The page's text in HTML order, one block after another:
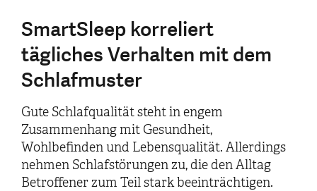
SmartSleep korreliert
tägliches Verhalten mit dem
Schlafmuster
Gute Schlafqualität steht in engem
Zusammenhang mit Gesundheit,
Wohlbefinden und Lebensqualität. Allerdings
nehmen Schlafstörungen zu, die den Alltag
Betroffener zum Teil stark beeinträchtigen.